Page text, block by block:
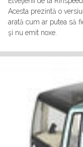
Acesta prezintă o
arată cum ar putea să
şi nu emit noxe.